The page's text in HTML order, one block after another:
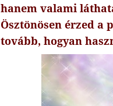
hanem valami
Ösztönösen érzed a
tovább, hogyan